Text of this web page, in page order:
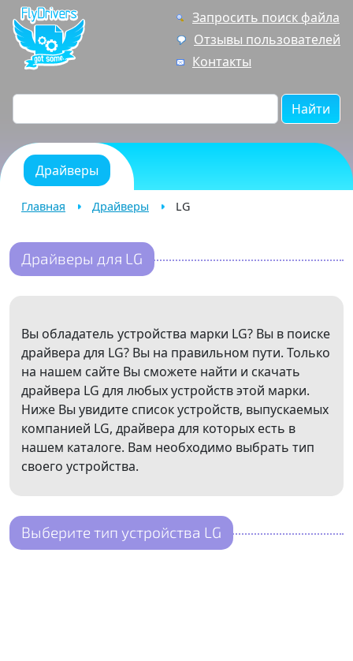
Запросить поиск файла
Отзывы пользователей
Контакты
Найти
Драйверы
Главная Драйверы LG
Драйверы для LG
Вы обладатель устройства марки LG? Вы в поиске
драйвера для LG? Вы на правильном пути. Только
на нашем сайте Вы сможете найти и скачать
драйвера LG для любых устройств этой марки.
Ниже Вы увидите список устройств, выпускаемых
компанией LG, драйвера для которых есть в
нашем каталоге. Вам необходимо выбрать тип
своего устройства.
Выберите тип устройства LG